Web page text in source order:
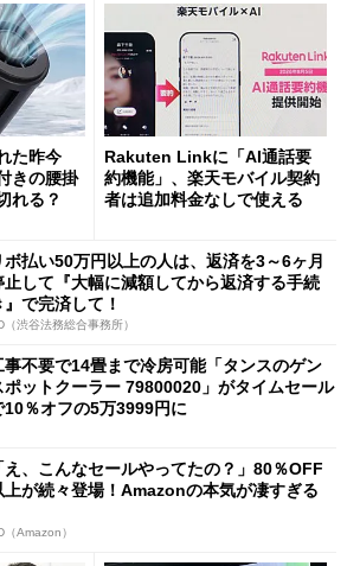
た昨今
きの腰掛
れる？
Rakuten Linkに「AI通話要
約機能」、楽天モバイル契約
者は追加料金なしで使える
ボ払い50万円以上の人は、返済を3～6ヶ月
止して『大幅に減額してから返済する手続
』で完済して！
（渋谷法務総合事務所）
事不要で14畳まで冷房可能「タンスのゲン
ポットクーラー 79800020」がタイムセール
10％オフの5万3999円に
え、こんなセールやってたの？」80％OFF
上が続々登場！Amazonの本気が凄すぎる
（Amazon）